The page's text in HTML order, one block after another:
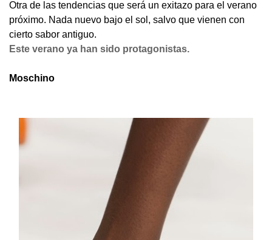
Otra de las tendencias que será un exitazo para el verano
próximo. Nada nuevo bajo el sol, salvo que vienen con
cierto sabor antiguo.
Este verano ya han sido protagonistas.
Moschino